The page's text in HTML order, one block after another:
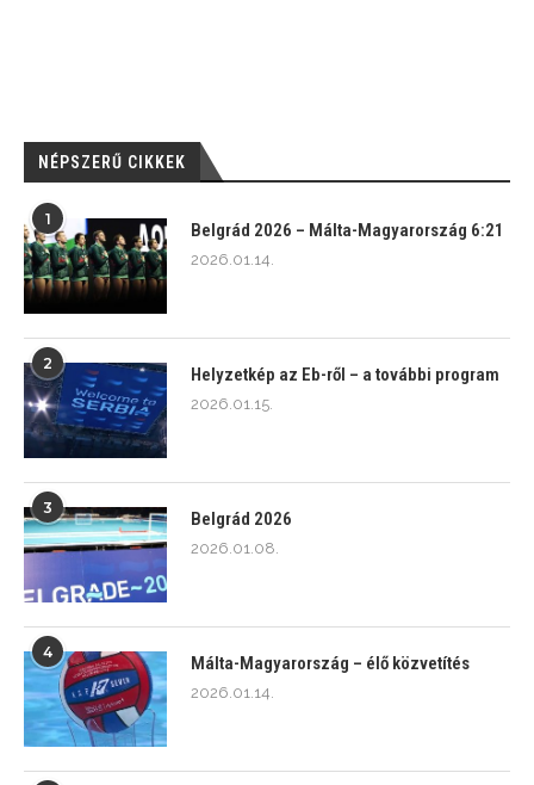
NÉPSZERŰ CIKKEK
1
Belgrád 2026 – Málta-Magyarország 6:21
2026.01.14.
2
Helyzetkép az Eb-ről – a további program
2026.01.15.
3
Belgrád 2026
2026.01.08.
4
Málta-Magyarország – élő közvetítés
2026.01.14.